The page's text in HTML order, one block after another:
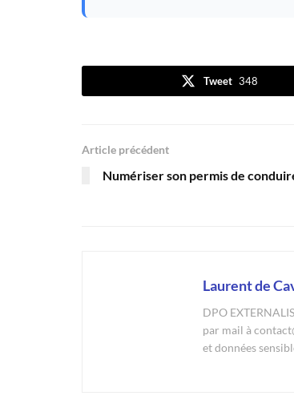
Tweet 348
Article précédent
Numériser son permis de
Laurent de
DPO
par mail à
et données